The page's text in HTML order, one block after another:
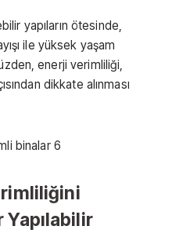
yapıların ötesinde,
ile yüksek yaşam
enerji verimliliği,
dikkate alınması
Yapılabilir